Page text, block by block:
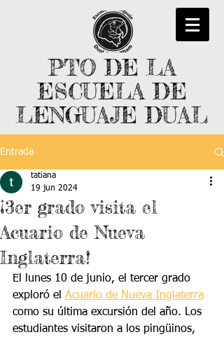
PTO DE LA
ESCUELA DE
LENGUAJE DUAL
Entrada
¡3er grado visita el
Acuario de Nueva
Inglaterra!
tatiana
19 jun 2024
El lunes 10 de junio, el tercer grado
exploró el Acuario de Nueva Inglaterra
como su última excursión del año. Los
estudiantes visitaron a los pingüinos,